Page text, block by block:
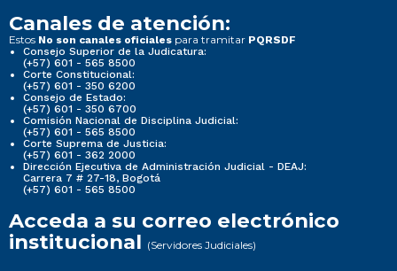
Canales de atención:
Estos No son canales oficiales para tramitar PQRSDF
Consejo Superior de la Judicatura:
(+57) 601 - 565 8500
Corte Constitucional:
(+57) 601 - 350 6200
Consejo de Estado:
(+57) 601 - 350 6700
Comisión Nacional de Disciplina Judicial:
(+57) 601 - 565 8500
Corte Suprema de Justicia:
(+57) 601 - 362 2000
Dirección Ejecutiva de Administración Judicial - DEAJ:
Carrera 7 # 27-18, Bogotá
(+57) 601 - 565 8500
Acceda a su correo electrónico
institucional (Servidores Judiciales)